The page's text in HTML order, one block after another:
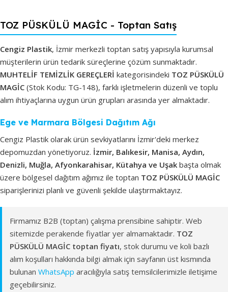
TOZ PÜSKÜLÜ MAGİC - Toptan Satış
Cengiz Plastik, İzmir merkezli toptan satış yapısıyla kurumsal
müşterilerin ürün tedarik süreçlerine çözüm sunmaktadır.
MUHTELİF TEMİZLİK GEREÇLERİ kategorisindeki TOZ PÜSKÜLÜ
MAGİC (Stok Kodu: TG-148), farklı işletmelerin düzenli ve toplu
alım ihtiyaçlarına uygun ürün grupları arasında yer almaktadır.
Ege ve Marmara Bölgesi Dağıtım Ağı
Cengiz Plastik olarak ürün sevkiyatlarını İzmir'deki merkez
depomuzdan yönetiyoruz. İzmir, Balıkesir, Manisa, Aydın,
Denizli, Muğla, Afyonkarahisar, Kütahya ve Uşak başta olmak
üzere bölgesel dağıtım ağımız ile toptan TOZ PÜSKÜLÜ MAGİC
siparişlerinizi planlı ve güvenli şekilde ulaştırmaktayız.
Firmamız B2B (toptan) çalışma prensibine sahiptir. Web
sitemizde perakende fiyatlar yer almamaktadır. TOZ
PÜSKÜLÜ MAGİC toptan fiyatı, stok durumu ve koli bazlı
alım koşulları hakkında bilgi almak için sayfanın üst kısmında
bulunan WhatsApp aracılığıyla satış temsilcilerimizle iletişime
geçebilirsiniz.